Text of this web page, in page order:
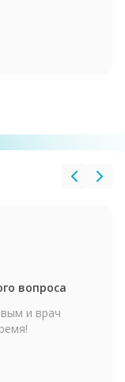
вопроса
и врач